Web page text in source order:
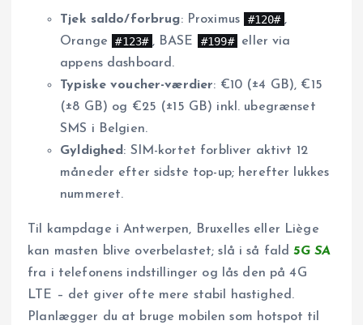
Tjek saldo/forbrug: Proximus #120# ,
Orange
#123# , BASE #199#
eller via
appens dashboard.
Typiske voucher-værdier: €10 (±4 GB), €15
(±8 GB) og €25 (±15 GB) inkl. ubegrænset
SMS i Belgien.
Gyldighed: SIM-kortet forbliver aktivt 12
måneder efter sidste top-up; herefter lukkes
nummeret.
Til kampdage i Antwerpen, Bruxelles eller Liège
kan masten blive overbelastet; slå i så fald5G SA
fra i telefonens indstillinger og lås den på 4G
LTE – det giver ofte mere stabil hastighed.
Planlægger du at bruge mobilen som hotspot til